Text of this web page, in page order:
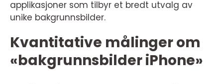
applikasjoner som tilbyr et bredt utvalg av
unike bakgrunnsbilder.
Kvantitative målinger om
«bakgrunnsbilder iPhone»